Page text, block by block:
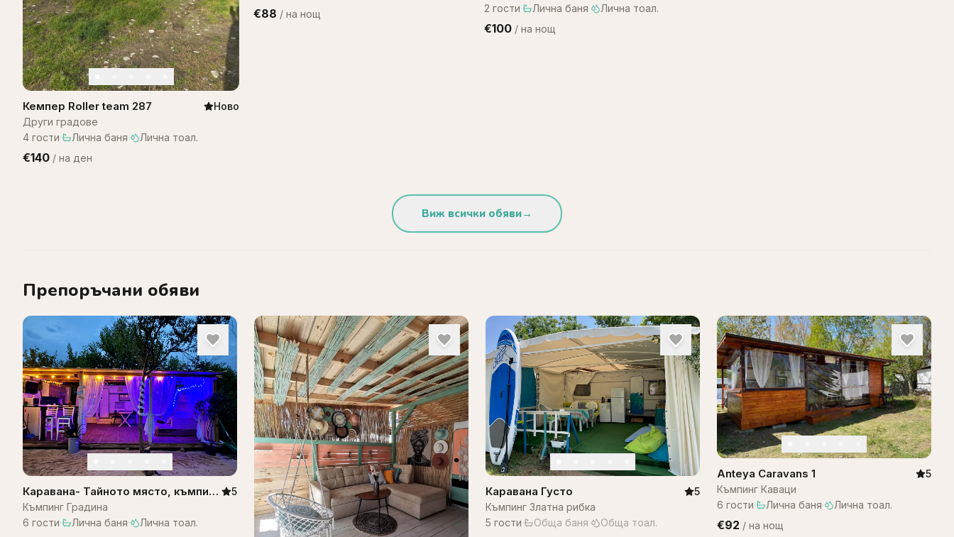
Кемпер Roller team 287
Ново
Други градове
4 гости· Лична баня· Лична тоал.
€140 / на ден
€88 / на нощ
2 гости· Лична баня· Лична тоал.
€100 / на нощ
Виж всички обяви→
Препоръчани обяви
Каравана- Тайното място, къмпинг
градина
5
Къмпинг Градина
6 гости· Лична баня· Лична тоал.
Каравана Густо
5
Къмпинг Златна рибка
5 гости· Обща баня· Обща тоал.
Anteya Caravans 1
5
Къмпинг Каваци
6 гости· Лична баня· Лична тоал.
€92 / на нощ